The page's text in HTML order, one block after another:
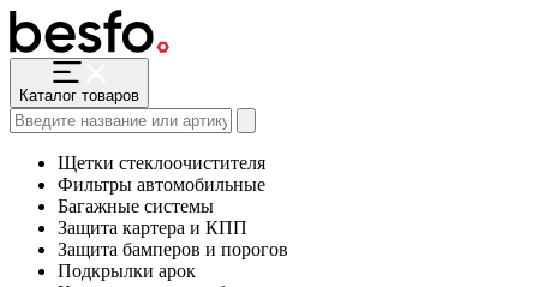
Каталог товаров
Щетки стеклоочистителя
Фильтры автомобильные
Багажные системы
Защита картера и КПП
Защита бамперов и порогов
Подкрылки арок